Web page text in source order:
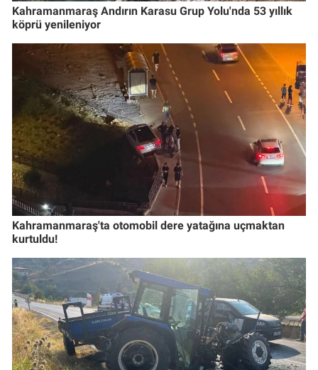
Kahramanmaraş Andırın Karasu Grup Yolu'nda 53 yıllık
köprü yenileniyor
Kahramanmaraş'ta otomobil dere yatağına uçmaktan
kurtuldu!